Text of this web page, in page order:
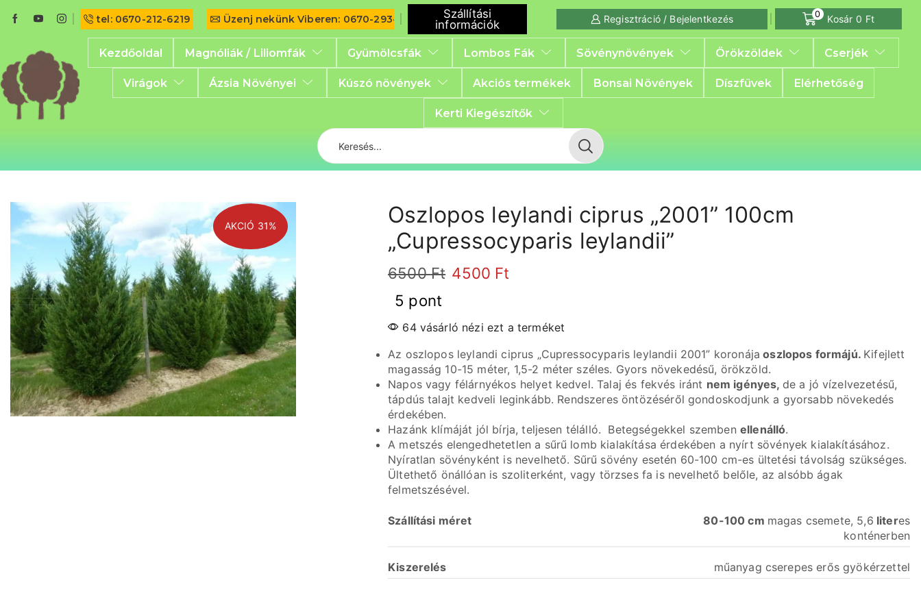
tel: 0670-212-6219 Üzenj nekünk Viberen: 0670-293-6792
Szállítási
információk
Regisztráció / Bejelentkezés 0 Kosár 0 Ft
Kezdőoldal Magnóliák / Liliomfák Gyümölcsfák Lombos Fák Sövénynövények Örökzöldek Cserjék
Virágok Ázsia Növényei Kúszó növények Akciós termékek Bonsai Növények Díszfüvek Elérhetőség
Kerti Kiegészítők
AKCIÓ 31%
Oszlopos leylandi ciprus „2001” 100cm
„Cupressocyparis leylandii”
6500Ft 4500 Ft
5 pont
64 vásárló nézi ezt a terméket
Az oszlopos leylandi ciprus „Cupressocyparis leylandii 2001” koronája oszlopos formájú. Kifejlett
magasság 10-15 méter, 1,5-2 méter széles. Gyors növekedésű, örökzöld.
Napos vagy félárnyékos helyet kedvel. Talaj és fekvés iránt nem igényes, de a jó vízelvezetésű,
tápdús talajt kedveli leginkább. Rendszeres öntözéséről gondoskodjunk a gyorsabb növekedés
érdekében.
Hazánk klímáját jól bírja, teljesen télálló. Betegségekkel szemben ellenálló.
A metszés elengedhetetlen a sűrű lomb kialakítása érdekében a nyírt sövények kialakításához.
Nyíratlan sövényként is nevelhető. Sűrű sövény esetén 60-100 cm-es ültetési távolság szükséges.
Ültethető önállóan is szoliterként, vagy törzses fa is nevelhető belőle, az alsóbb ágak
felmetszésével.
Szállítási méret 80-100 cm magas csemete, 5,6 literes
konténerben
Kiszerelés műanyag cserepes erős gyökérzettel